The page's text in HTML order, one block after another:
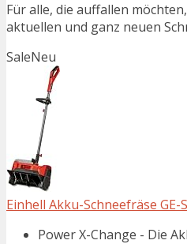
Für alle, die auffallen
aktuellen und ganz neuen
SaleNeu
Einhell Akku-Schneefräse GE-
Power X-Change - Die